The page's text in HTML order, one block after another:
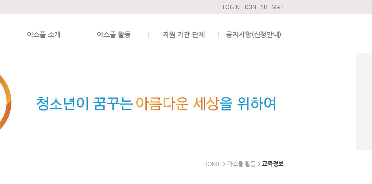
LOGIN JOIN SITEMAP
아스플 소개 아스플 활동 지원 기관 단체 공지사항(신청안내)
HOME > 아스플 활동 > 교육정보